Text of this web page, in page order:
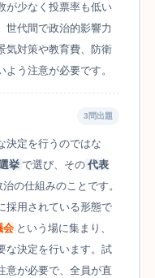
が少なく投票率も低い
世代間で政治的影響力
気対策や教育費、防衛
う注意が必要です。
3問出題
決定を行うのではな
挙 で選び、その 代表
の仕組みのことです。
採用されている形態で
会 という場に集まり、
な決定を行います。試
意が必要で、全員が直